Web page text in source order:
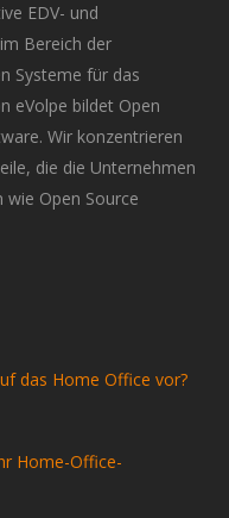
EDV- und
Bereich der
Systeme für das
eVolpe bildet Open
Wir konzentrieren
die die Unternehmen
wie Open Source
das Home Office vor?
Home-Office-